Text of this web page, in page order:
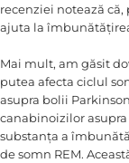
recenziei notează
ajuta la
Mai mult, am găsit
putea afecta ciclul
asupra bolii
canabinoizilor
substanța a
de somn REM.